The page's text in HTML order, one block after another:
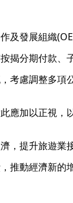
及發展組織
揭分期付款
考慮調整多項
加以正視，
，提升旅遊
推動經濟新